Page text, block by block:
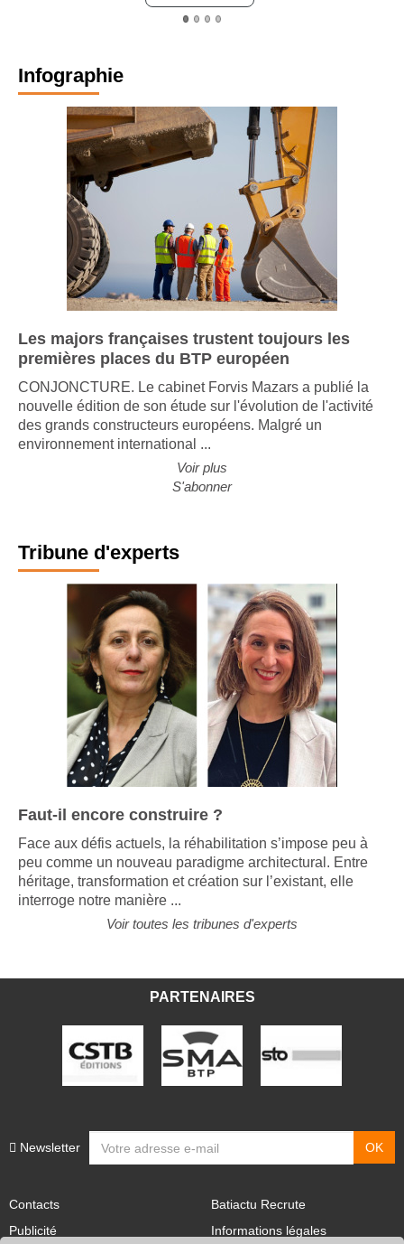
Infographie
Les majors françaises trustent toujours les
premières places du BTP européen
CONJONCTURE. Le cabinet Forvis Mazars a publié la
nouvelle édition de son étude sur l'évolution de l'activité
des grands constructeurs européens. Malgré un
environnement international ...
Voir plus
S'abonner
Tribune d'experts
Faut-il encore construire ?
Face aux défis actuels, la réhabilitation s’impose peu à
peu comme un nouveau paradigme architectural. Entre
héritage, transformation et création sur l’existant, elle
interroge notre manière ...
Voir toutes les tribunes d'experts
PARTENAIRES
Newsletter
Contacts
Publicité
Batiactu Recrute
Informations légales